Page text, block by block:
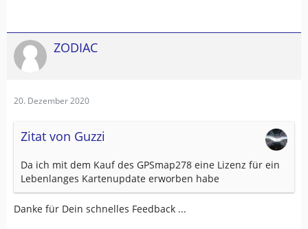
ZODIAC
20. Dezember 2020
Zitat von Guzzi
Da ich mit dem Kauf des GPSmap278 eine Lizenz für ein
Lebenlanges Kartenupdate erworben habe
Danke für Dein schnelles Feedback ...